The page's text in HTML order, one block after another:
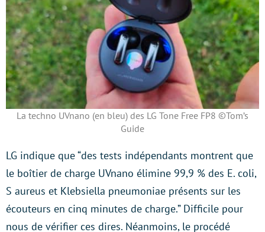
La techno UVnano (en bleu) des LG Tone Free FP8 ©Tom’s
Guide
LG indique que “des tests indépendants montrent que
le boîtier de charge UVnano élimine 99,9 % des E. coli,
S aureus et Klebsiella pneumoniae présents sur les
écouteurs en cinq minutes de charge.” Difficile pour
nous de vérifier ces dires. Néanmoins, le procédé